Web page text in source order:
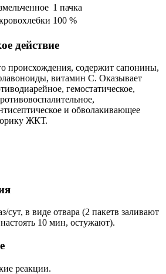
1 пачка
100 %
действие
происхождения, cодержит сапонины,
витамин С. Оказывает
гемостатическое,
и обволакивающее
ЖКТ.
сут, в виде отвара (2 пакетв заливают
10 мин, остужают).
реакции.